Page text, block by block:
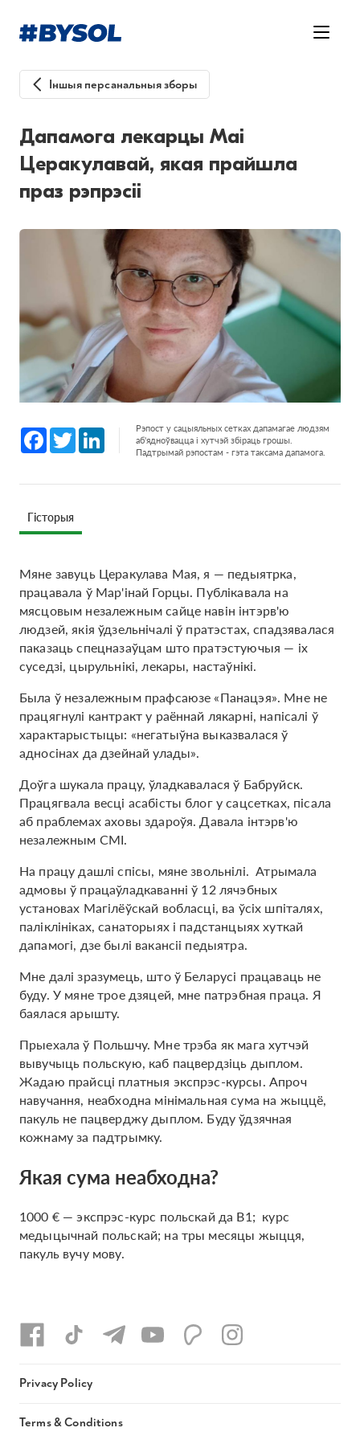
Іншыя персанальныя зборы
Дапамога лекарцы Маі
Церакулавай, якая прайшла
праз рэпрэсіі
Facebook
Twitter LinkedInРэпост у сацыяльных сетках дапамагае людзям
аб'ядноўвацца і хутчэй збіраць грошы.
Падтрымай рэпостам - гэта таксама дапамога.
Гісторыя
Мяне завуць Церакулава Мая, я — педыятрка,
працавала ў Мар'інай Горцы. Публікавала на
мясцовым незалежным сайце навін інтэрв'ю
людзей, якія ўдзельнічалі ў пратэстах, спадзявалася
паказаць спецназаўцам што пратэстуючыя — іх
суседзі, цырульнікі, лекары, настаўнікі.
Была ў незалежным прафсаюзе «Панацэя». Мне не
працягнулі кантракт у раённай лякарні, напісалі ў
характарыстыцы: «негатыўна выказвалася ў
адносінах да дзейнай улады».
Доўга шукала працу, ўладкавалася ў Бабруйск.
Працягвала весці асабісты блог у сацсетках, пісала
аб праблемах аховы здароўя. Давала інтэрв'ю
незалежным СМІ.
На працу дашлі спісы, мяне звольнілі. Атрымала
адмовы ў працаўладкаванні ў 12 лячэбных
установах Магілёўскай вобласці, ва ўсіх шпіталях,
паліклініках, санаторыях і падстанцыях хуткай
дапамогі, дзе былі вакансіі педыятра.
Мне далі зразумець, што ў Беларусі працаваць не
буду. У мяне трое дзяцей, мне патрэбная праца. Я
баялася арышту.
Прыехала ў Польшчу. Мне трэба як мага хутчэй
вывучыць польскую, каб пацвердзіць дыплом.
Жадаю прайсці платныя экспрэс-курсы. Апроч
навучання, неабходна мінімальная сума на жыццё,
пакуль не пацверджу дыплом. Буду ўдзячная
кожнаму за падтрымку.
Якая сума неабходна?
1000 € — экспрэс-курс польскай да В1; курс
медыцычнай польскай; на тры месяцы жыцця,
пакуль вучу мову.
Privacy Policy
Terms & Conditions